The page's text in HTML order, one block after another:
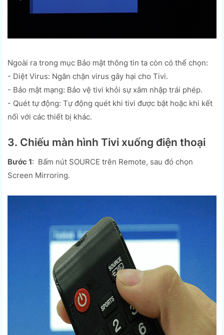
Ngoài ra trong mục Bảo mật thông tin ta còn có thể chọn:
- Diệt Virus: Ngăn chặn virus gây hại cho Tivi.
- Bảo mật mạng: Bảo vệ tivi khỏi sự xâm nhập trái phép.
- Quét tự động: Tự động quét khi tivi được bật hoặc khi kết
nối với các thiết bị khác.
3. Chiếu màn hình Tivi xuống điện thoại
Bước 1: Bấm nút SOURCE trên Remote, sau đó chọn
Screen Mirroring.